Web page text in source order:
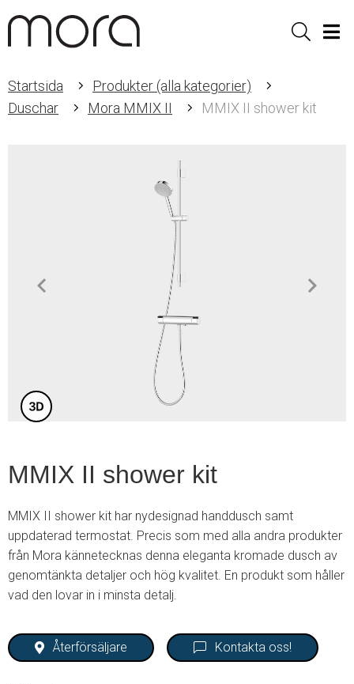
Sök
Startsida
Produkter (alla kategorier)
Duschar
Mora MMIX II MMIX II shower kit
MMIX II shower kit
MMIX II shower kit har nydesignad handdusch samt
uppdaterad termostat. Precis som med alla andra produkter
från Mora kännetecknas denna eleganta kromade dusch av
genomtänkta detaljer och hög kvalitet. En produkt som håller
vad den lovar in i minsta detalj.
Återförsäljare Kontakta oss!